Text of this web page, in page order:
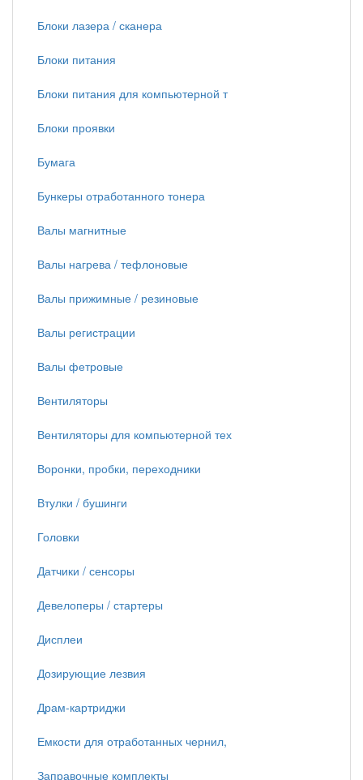
Блоки лазера / сканера
Блоки питания
Блоки питания для компьютерной т
Блоки проявки
Бумага
Бункеры отработанного тонера
Валы магнитные
Валы нагрева / тефлоновые
Валы прижимные / резиновые
Валы регистрации
Валы фетровые
Вентиляторы
Вентиляторы для компьютерной тех
Воронки, пробки, переходники
Втулки / бушинги
Головки
Датчики / сенсоры
Девелоперы / стартеры
Дисплеи
Дозирующие лезвия
Драм-картриджи
Емкости для отработанных чернил,
Заправочные комплекты